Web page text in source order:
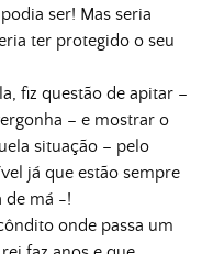
ser! Mas seria
ter protegido o seu
fiz questão de apitar –
– e mostrar o
situação – pelo
já que estão sempre
de má -!
onde passa um